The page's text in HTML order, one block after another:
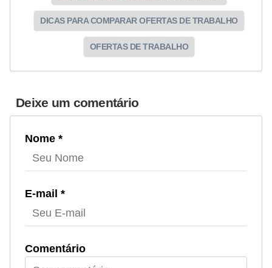
DICAS PARA COMPARAR OFERTAS DE TRABALHO
OFERTAS DE TRABALHO
Deixe um comentário
Nome *
E-mail *
Comentário